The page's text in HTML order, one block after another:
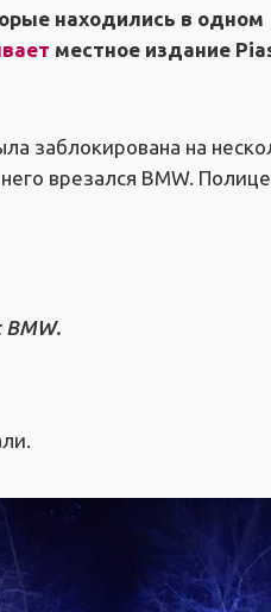
находились в одном
местное издание
заблокирована на
врезался BMW.